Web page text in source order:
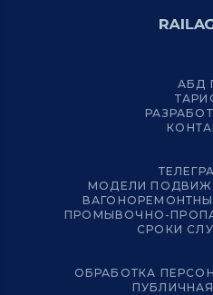
АБД
МОДЕЛИ
ПРОМЫВОЧНО-
СРОКИ
ОБРАБОТКА